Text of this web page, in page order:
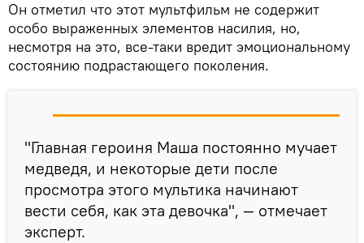
Он отметил что этот мультфильм не содержит
особо выраженных элементов насилия, но,
несмотря на это, все-таки вредит эмоциональному
состоянию подрастающего поколения.
"Главная героиня Маша постоянно мучает
медведя, и некоторые дети после
просмотра этого мультика начинают
вести себя, как эта девочка", — отмечает
эксперт.